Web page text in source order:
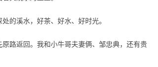
的溪水，好茶、好水、好时光。
路返回。我和小牛哥夫妻俩、邹忠典，还有贵